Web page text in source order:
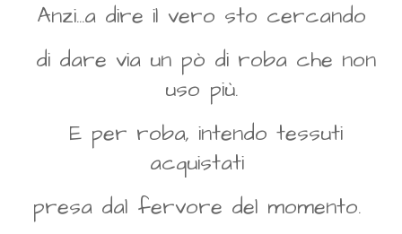
Anzi...a dire il vero sto cercando
di dare via un pò di roba che non
uso più.
E per roba, intendo tessuti
acquistati
presa dal fervore del momento.